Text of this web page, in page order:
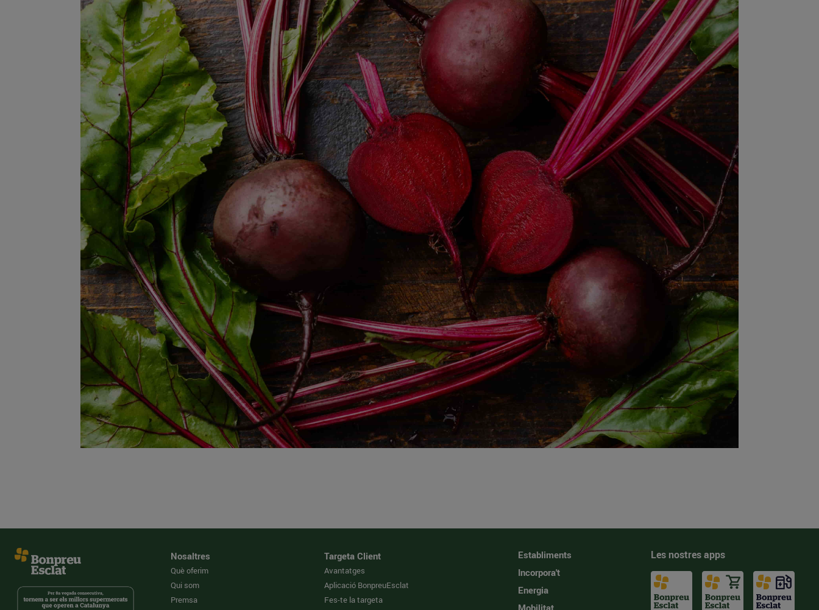
Nosaltres
Què oferim
Qui som
Premsa
Targeta Client
Avantatges
Aplicació BonpreuEsclat
Fes-te la targeta
Establiments
Incorpora't
Energia
Les nostres apps